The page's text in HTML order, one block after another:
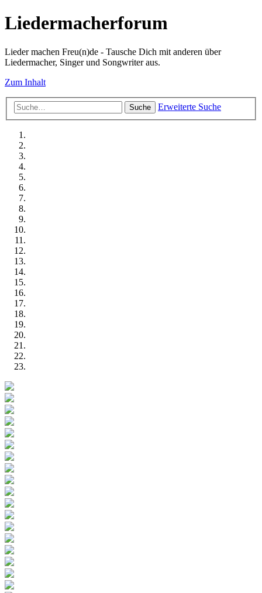
Liedermacherforum
Lieder machen Freu(n)de - Tausche Dich mit anderen über
Liedermacher, Singer und Songwriter aus.
Zum Inhalt
Suche Erweiterte Suche